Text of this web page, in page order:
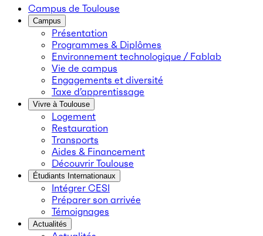
Campus de Toulouse
Campus
Présentation
Programmes & Diplômes
Environnement technologique / Fablab
Vie de campus
Engagements et diversité
Taxe d’apprentissage
Vivre à Toulouse
Logement
Restauration
Transports
Aides & Financement
Découvrir Toulouse
Étudiants Internationaux
Intégrer CESI
Préparer son arrivée
Témoignages
Actualités